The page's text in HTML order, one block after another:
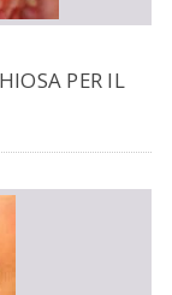
PER IL